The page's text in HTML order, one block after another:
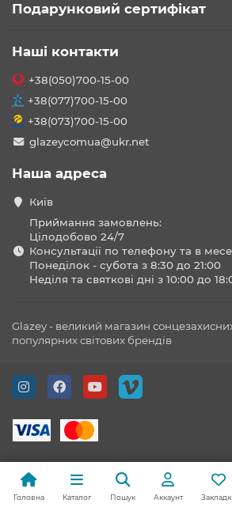
Подарунковий сертифікат
Наші контакти
+38(050)700-15-00
+38(077)700-15-00
+38(073)700-15-00
glazeycomua@ukr.net
Наша адреса
Київ
Приймання замовлень:
Цілодобово 24/7
Консультації по телефону та в
Понеділок - субота з 8:30 до 21:00
Неділя та святкові дні з 10:00 до
Glazey - великий магазин
популярних світових брендів
Головна Каталог Пошук Аккаунт